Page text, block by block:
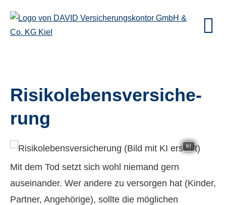
Risiko­lebens­ver­si­che­
rung
KI
Mit dem Tod setzt sich wohl niemand gern
auseinander. Wer andere zu versorgen hat (Kinder,
Partner, Angehörige), sollte die möglichen